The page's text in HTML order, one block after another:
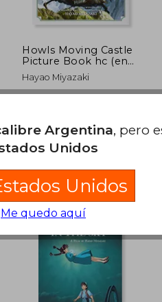
50%
dcto.
$
$
Howls Moving Castle
Picture Book hc (en
Inglés)
Hayao Miyazaki
Argentina, pero
Unidos
Unidos
Me quedo aquí